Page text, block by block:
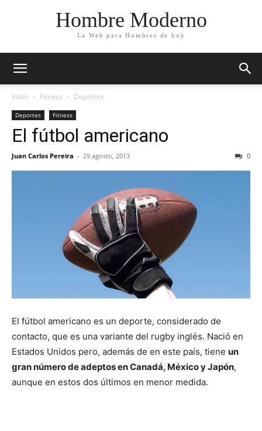
Hombre Moderno
La Web para Hombres de hoy
Inicio Fitness Deportes
Deportes Fitness
El fútbol americano
Juan Carlos Pereira - 29 agosto, 2013 0
El fútbol americano es un deporte, considerado de
contacto, que es una variante del rugby inglés. Nació en
Estados Unidos pero, además de en este país, tiene un
gran número de adeptos en Canadá, México y Japón,
aunque en estos dos últimos en menor medida.